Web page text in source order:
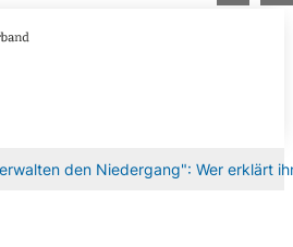
den Niedergang": Wer erklärt